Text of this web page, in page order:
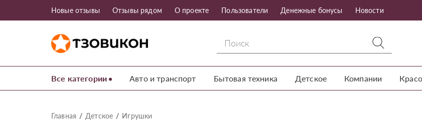
Новые отзывы Отзывы рядом О проекте Пользователи Денежные бонусы Новости
Все категории Авто и транспорт Бытовая техника Детское Компании
Главная Детское Игрушки